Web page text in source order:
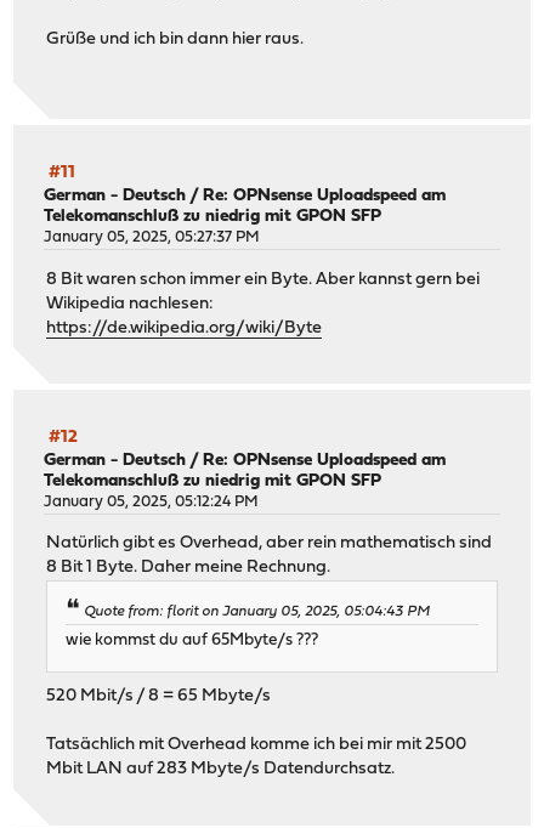
Grüße und ich bin dann hier raus.
#11
German - Deutsch /Re: OPNsense Uploadspeed am
Telekomanschluß zu niedrig mit GPON SFP
January 05, 2025, 05:27:37 PM
8 Bit waren schon immer ein Byte. Aber kannst gern bei
Wikipedia nachlesen:
https://de.wikipedia.org/wiki/Byte
#12
German - Deutsch / Re: OPNsense Uploadspeed am
Telekomanschluß zu niedrig mit GPON SFP
January 05, 2025, 05:12:24 PM
Natürlich gibt es Overhead, aber rein mathematisch sind
8 Bit 1 Byte. Daher meine Rechnung.
Quote from: florit on January 05, 2025, 05:04:43 PM
wie kommst du auf 65Mbyte/s ???
520 Mbit/s / 8 = 65 Mbyte/s
Tatsächlich mit Overhead komme ich bei mir mit 2500
Mbit LAN auf 283 Mbyte/s Datendurchsatz.